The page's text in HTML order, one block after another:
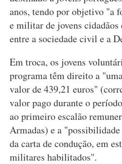
anos, tendo por objetivo "a
e militar de jovens
entre a sociedade civil e a
Em troca, os jovens
programa têm direito a
valor de 439,21 euros"
valor pago durante o
ao primeiro escalão
Armadas) e a
da carta de condução, em
militares habilitados".